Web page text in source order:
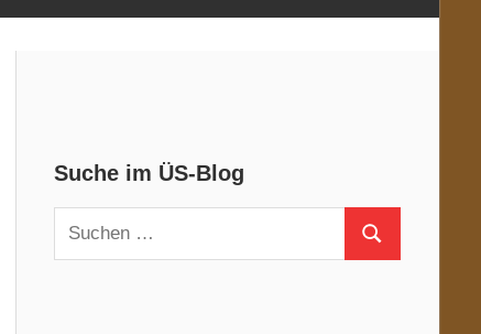
Suche im ÜS-Blog
Suchen
nach:
Suchen